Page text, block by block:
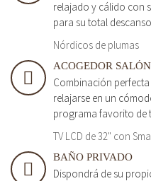
relajado y cálido con
para su total
Nórdicos de plumas
ACOGEDOR SALÓN
Combinación
relajarse en un
programa favorito de
TV LCD de 32" con
BAÑO PRIVADO
Dispondrá de su